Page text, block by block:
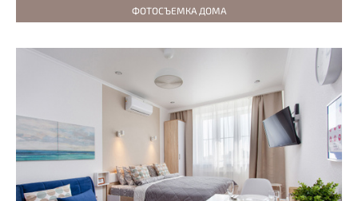
ФОТОСЪЕМКА ДОМА